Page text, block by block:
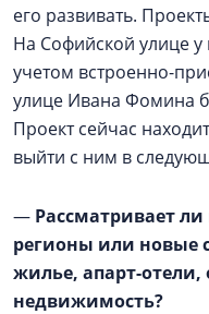
его развивать.
На Софийской улице у
учетом встроенно-
улице Ивана Фомина
Проект сейчас
выйти с ним в
— Рассматривает
регионы или новые
жилье, апарт-
недвижимость?